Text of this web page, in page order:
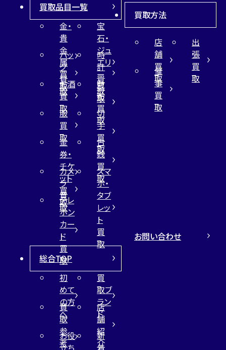
買取品目一覧
金・
貴
金
属
買
取
宝
石・
ジュ
エリ
ー
買
取
バッ
グ
買
取
時
計
買
取
お酒
買
取
財
布
買
取
服
買
取
切
手
買
取
金
券・
チケ
ット
買
取
古
銭
買
取
カメ
ラ
買
取
スマ
ホ・
タブ
レッ
ト
買
取
テレ
ホン
カー
ド
買
取
買取方法
店
舗
買
取
出
張
買
取
催
事
買
取
総合TOP
初
めて
の方
へ
買
取ブ
ラン
ド
買
取
参
考
店
舗
紹
介
お役
立ち
新
着
お問い合わせ